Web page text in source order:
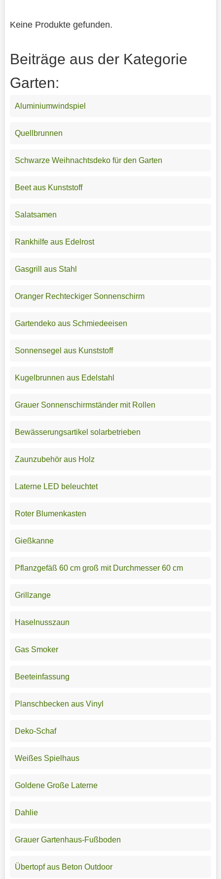
Keine Produkte gefunden.
Beiträge aus der Kategorie
Garten:
Aluminiumwindspiel
Quellbrunnen
Schwarze Weihnachtsdeko für den Garten
Beet aus Kunststoff
Salatsamen
Rankhilfe aus Edelrost
Gasgrill aus Stahl
Oranger Rechteckiger Sonnenschirm
Gartendeko aus Schmiedeeisen
Sonnensegel aus Kunststoff
Kugelbrunnen aus Edelstahl
Grauer Sonnenschirmständer mit Rollen
Bewässerungsartikel solarbetrieben
Zaunzubehör aus Holz
Laterne LED beleuchtet
Roter Blumenkasten
Gießkanne
Pflanzgefäß 60 cm groß mit Durchmesser 60 cm
Grillzange
Haselnusszaun
Gas Smoker
Beeteinfassung
Planschbecken aus Vinyl
Deko-Schaf
Weißes Spielhaus
Goldene Große Laterne
Dahlie
Grauer Gartenhaus-Fußboden
Übertopf aus Beton Outdoor